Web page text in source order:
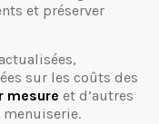
et préserver
sur les coûts des
mesure et d’autres